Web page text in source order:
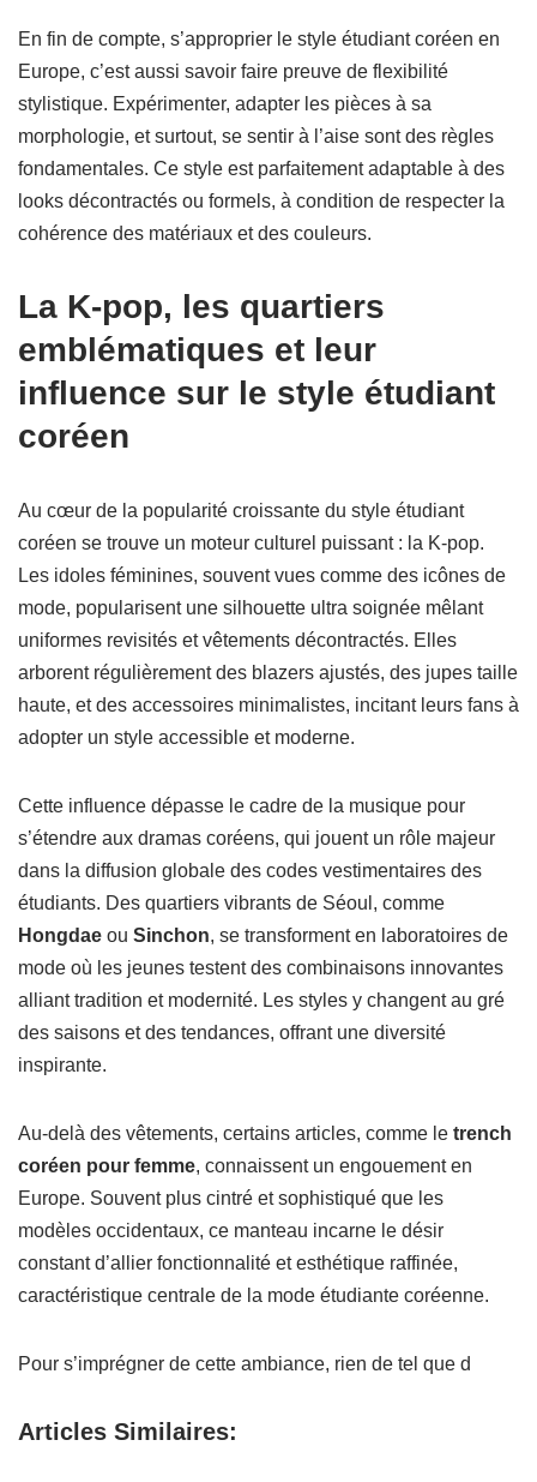
En fin de compte, s’approprier le style étudiant coréen en
Europe, c’est aussi savoir faire preuve de flexibilité
stylistique. Expérimenter, adapter les pièces à sa
morphologie, et surtout, se sentir à l’aise sont des règles
fondamentales. Ce style est parfaitement adaptable à des
looks décontractés ou formels, à condition de respecter la
cohérence des matériaux et des couleurs.
La K-pop, les quartiers
emblématiques et leur
influence sur le style étudiant
coréen
Au cœur de la popularité croissante du style étudiant
coréen se trouve un moteur culturel puissant : la K-pop.
Les idoles féminines, souvent vues comme des icônes de
mode, popularisent une silhouette ultra soignée mêlant
uniformes revisités et vêtements décontractés. Elles
arborent régulièrement des blazers ajustés, des jupes taille
haute, et des accessoires minimalistes, incitant leurs fans à
adopter un style accessible et moderne.
Cette influence dépasse le cadre de la musique pour
s’étendre aux dramas coréens, qui jouent un rôle majeur
dans la diffusion globale des codes vestimentaires des
étudiants. Des quartiers vibrants de Séoul, comme
Hongdae ou Sinchon, se transforment en laboratoires de
mode où les jeunes testent des combinaisons innovantes
alliant tradition et modernité. Les styles y changent au gré
des saisons et des tendances, offrant une diversité
inspirante.
Au-delà des vêtements, certains articles, comme le trench
coréen pour femme, connaissent un engouement en
Europe. Souvent plus cintré et sophistiqué que les
modèles occidentaux, ce manteau incarne le désir
constant d’allier fonctionnalité et esthétique raffinée,
caractéristique centrale de la mode étudiante coréenne.
Pour s’imprégner de cette ambiance, rien de tel que d
Articles Similaires: